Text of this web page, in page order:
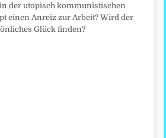
der utopisch kommunistischen
einen Anreiz zur Arbeit? Wird der
Glück finden?